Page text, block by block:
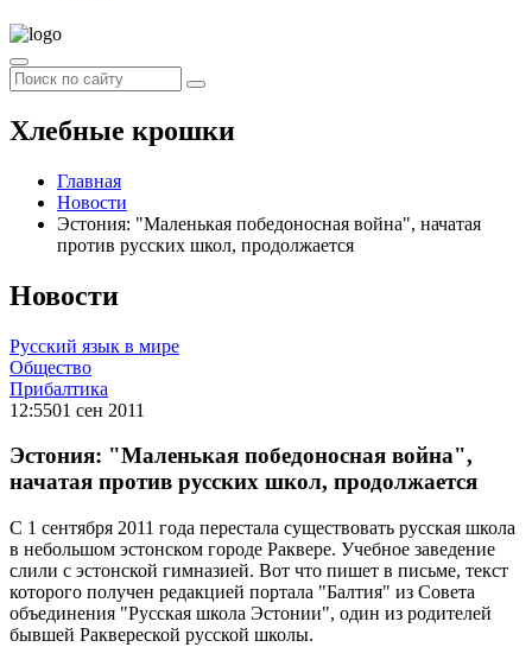
Хлебные крошки
Главная
Новости
Эстония: "Маленькая победоносная война", начатая
против русских школ, продолжаетcя
Новости
Русский язык в мире
Общество
Прибалтика
12:5501 сен 2011
Эстония: "Маленькая победоносная война",
начатая против русских школ, продолжаетcя
С 1 сентября 2011 года перестала существовать русская школа
в небольшом эстонском городе Раквере. Учебное заведение
слили с эстонской гимназией. Вот что пишет в письме, текст
которого получен редакцией портала "Балтия" из Совета
объединения "Русская школа Эстонии", один из родителей
бывшей Раквереской русской школы.